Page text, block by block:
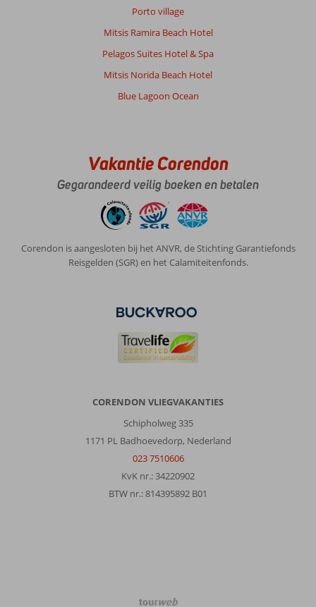
Porto village
Mitsis Ramira Beach Hotel
Pelagos Suites Hotel & Spa
Mitsis Norida Beach Hotel
Blue Lagoon Ocean
Vakantie Corendon
Gegarandeerd veilig boeken en betalen
Corendon is aangesloten bij het ANVR, de Stichting Garantiefonds
Reisgelden (SGR) en het Calamiteitenfonds.
CORENDON VLIEGVAKANTIES
Schipholweg 335
1171 PL Badhoevedorp, Nederland
023 7510606
KvK nr.: 34220902
BTW nr.: 814395892 B01